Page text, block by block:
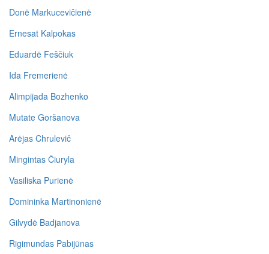
Donė Markucevičienė
Ernesat Kalpokas
Eduardė Feščiuk
Ida Fremerienė
Alimpijada Bozhenko
Mutate Goršanova
Arėjas Chrulevič
Mingintas Čiuryla
Vasiliska Purienė
Domininka Martinonienė
Gilvydė Badjanova
Rigimundas Pabijūnas